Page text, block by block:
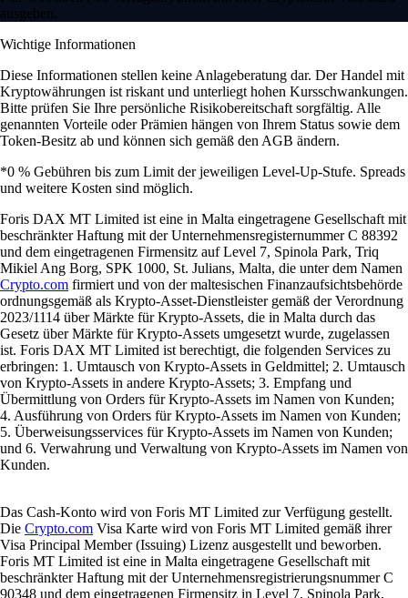
ausgeben.
Wichtige Informationen
Diese Informationen stellen keine Anlageberatung dar. Der Handel mit
Kryptowährungen ist riskant und unterliegt hohen Kursschwankungen.
Bitte prüfen Sie Ihre persönliche Risikobereitschaft sorgfältig. Alle
genannten Vorteile oder Prämien hängen von Ihrem Status sowie dem
Token-Besitz ab und können sich gemäß den AGB ändern.
*0 % Gebühren bis zum Limit der jeweiligen Level-Up-Stufe. Spreads
und weitere Kosten sind möglich.
Foris DAX MT Limited ist eine in Malta eingetragene Gesellschaft mit
beschränkter Haftung mit der Unternehmensregisternummer C 88392
und dem eingetragenen Firmensitz auf Level 7, Spinola Park, Triq
Mikiel Ang Borg, SPK 1000, St. Julians, Malta, die unter dem Namen
Crypto.com firmiert und von der maltesischen Finanzaufsichtsbehörde
ordnungsgemäß als Krypto-Asset-Dienstleister gemäß der Verordnung
2023/1114 über Märkte für Krypto-Assets, die in Malta durch das
Gesetz über Märkte für Krypto-Assets umgesetzt wurde, zugelassen
ist. Foris DAX MT Limited ist berechtigt, die folgenden Services zu
erbringen: 1. Umtausch von Krypto-Assets in Geldmittel; 2. Umtausch
von Krypto-Assets in andere Krypto-Assets; 3. Empfang und
Übermittlung von Orders für Krypto-Assets im Namen von Kunden;
4. Ausführung von Orders für Krypto-Assets im Namen von Kunden;
5. Überweisungsservices für Krypto-Assets im Namen von Kunden;
und 6. Verwahrung und Verwaltung von Krypto-Assets im Namen von
Kunden.
Das Cash-Konto wird von Foris MT Limited zur Verfügung gestellt.
Die Crypto.com Visa Karte wird von Foris MT Limited gemäß ihrer
Visa Principal Member (Issuing) Lizenz ausgestellt und beworben.
Foris MT Limited ist eine in Malta eingetragene Gesellschaft mit
beschränkter Haftung mit der Unternehmensregistrierungsnummer C
90348 und dem eingetragenen Firmensitz in Level 7, Spinola Park,